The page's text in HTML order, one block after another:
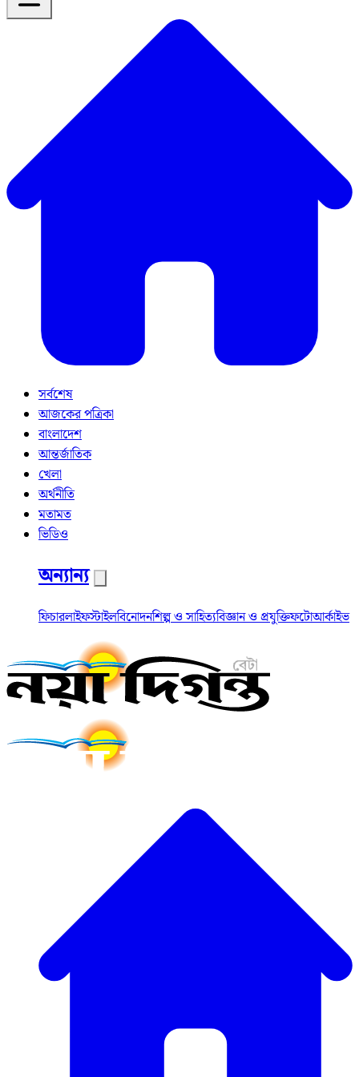
সর্বশেষ
আজকের পত্রিকা
বাংলাদেশ
আন্তর্জাতিক
খেলা
অর্থনীতি
মতামত
ভিডিও
অন্যান্য
ফিচারলাইফস্টাইলবিনোদনশিল্প ও সাহিত্যবিজ্ঞান ও প্রযুক্তিফটোআর্কাইভ